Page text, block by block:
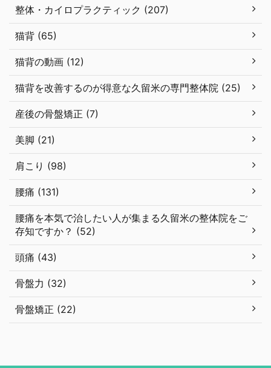
整体・カイロプラクティック (207)
猫背 (65)
猫背の動画 (12)
猫背を改善するのが得意な久留米の専門整体院 (25)
産後の骨盤矯正 (7)
美脚 (21)
肩こり (98)
腰痛 (131)
腰痛を本気で治したい人が集まる久留米の整体院をご
存知ですか？ (52)
頭痛 (43)
骨盤力 (32)
骨盤矯正 (22)